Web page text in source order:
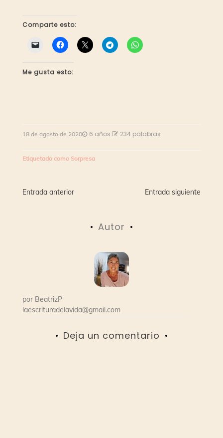
Comparte esto:
Me gusta esto:
18 de agosto de 2020 6 años 234 palabras
Etiquetado como Sorpresa
Navegación
entradas
Entrada anterior Entrada siguiente
Autor
por BeatrizP
laescrituradelavida@gmail.com
Deja un comentario